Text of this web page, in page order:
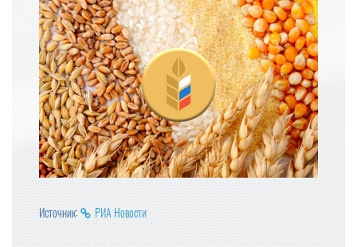
Источник: РИА Новости